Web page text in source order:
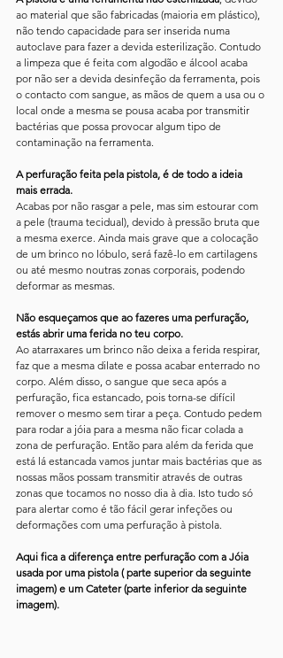
ao material que são fabricadas (maioria em plástico),
não tendo capacidade para ser inserida numa
autoclave para fazer a devida esterilização. Contudo
a limpeza que é feita com algodão e álcool acaba
por não ser a devida desinfeção da ferramenta, pois
o contacto com sangue, as mãos de quem a usa ou o
local onde a mesma se pousa acaba por transmitir
bactérias que possa provocar algum tipo de
contaminação na ferramenta.
A perfuração feita pela pistola, é de todo a ideia
mais errada.
Acabas por não rasgar a pele, mas sim estourar com
a pele (trauma tecidual), devido à pressão bruta que
a mesma exerce. Ainda mais grave que a colocação
de um brinco no lóbulo, será fazê-lo em cartilagens
ou até mesmo noutras zonas corporais, podendo
deformar as mesmas.
Não esqueçamos que ao fazeres uma perfuração,
estás abrir uma ferida no teu corpo.
Ao atarraxares um brinco não deixa a ferida respirar,
faz que a mesma dilate e possa acabar enterrado no
corpo. Além disso, o sangue que seca após a
perfuração, fica estancado, pois torna-se difícil
remover o mesmo sem tirar a peça. Contudo pedem
para rodar a jóia para a mesma não ficar colada a
zona de perfuração. Então para além da ferida que
está lá estancada vamos juntar mais bactérias que as
nossas mãos possam transmitir através de outras
zonas que tocamos no nosso dia à dia. Isto tudo só
para alertar como é tão fácil gerar infeções ou
deformações com uma perfuração à pistola.
Aqui fica a diferença entre perfuração com a Jóia
usada por uma pistola ( parte superior da seguinte
imagem) e um Cateter (parte inferior da seguinte
imagem).